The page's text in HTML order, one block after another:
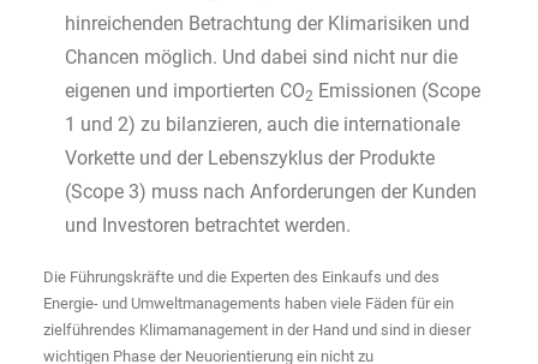
hinreichenden Betrachtung der Klimarisiken und
Chancen möglich. Und dabei sind nicht nur die
eigenen und importierten CO2 Emissionen (Scope
1 und 2) zu bilanzieren, auch die internationale
Vorkette und der Lebenszyklus der Produkte
(Scope 3) muss nach Anforderungen der Kunden
und Investoren betrachtet werden.
Die Führungskräfte und die Experten des Einkaufs und des
Energie- und Umweltmanagements haben viele Fäden für ein
zielführendes Klimamanagement in der Hand und sind in dieser
wichtigen Phase der Neuorientierung ein nicht zu